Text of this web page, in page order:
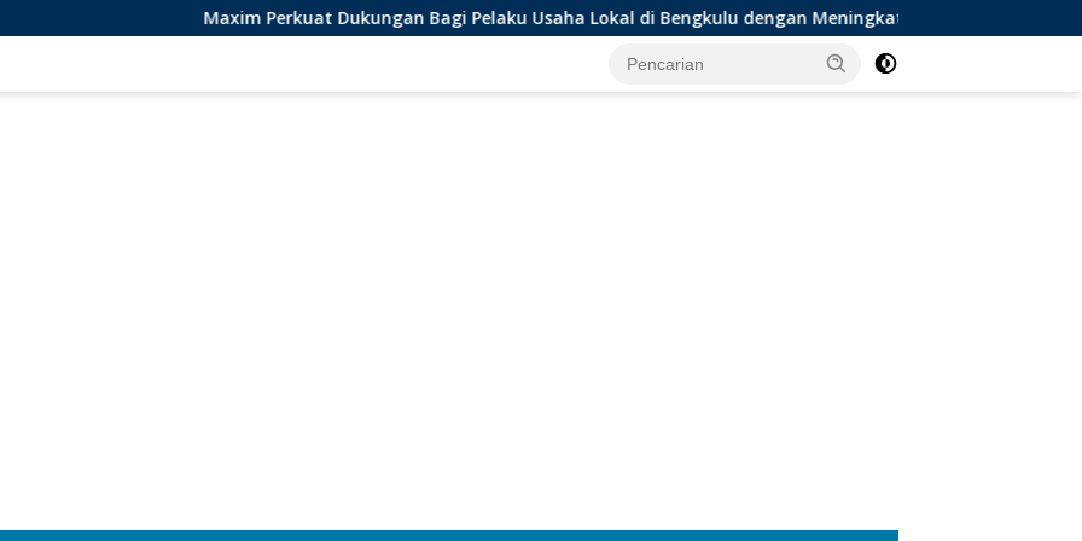
Maxim Perkuat Dukungan Bagi Pelaku Usaha Lokal di Bengkulu dengan Meningkatkan Ruang Publik dan Kebersihan